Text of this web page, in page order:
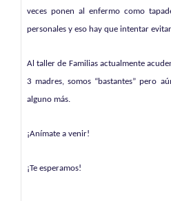
veces ponen al enfermo como
personales y eso hay que intentar
Al taller de Familias actualmente
3 madres, somos “bastantes” pero
alguno más.
¡Anímate a venir!
¡Te esperamos!